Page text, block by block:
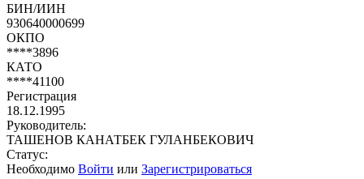
БИН/ИИН
930640000699
ОКПО
****3896
КАТО
****41100
Регистрация
18.12.1995
Руководитель:
ТАШЕНОВ КАНАТБЕК ГУЛАНБЕКОВИЧ
Статус:
Необходимо Войти или Зарегистрироваться